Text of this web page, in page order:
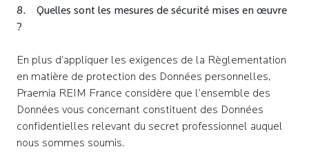
8. Quelles sont les mesures de sécurité mises en œuvre
?
En plus d’appliquer les exigences de la Règlementation
en matière de protection des Données personnelles,
Praemia REIM France considère que l’ensemble des
Données vous concernant constituent des Données
confidentielles relevant du secret professionnel auquel
nous sommes soumis.